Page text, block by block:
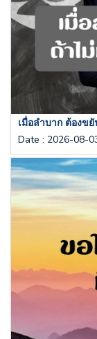
เมื่อลำบาก ต้องข
Date : 2026-08-